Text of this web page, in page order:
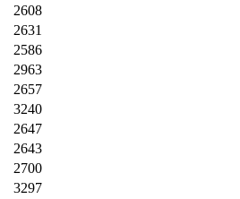
2608
2631
2586
2963
2657
3240
2647
2643
2700
3297